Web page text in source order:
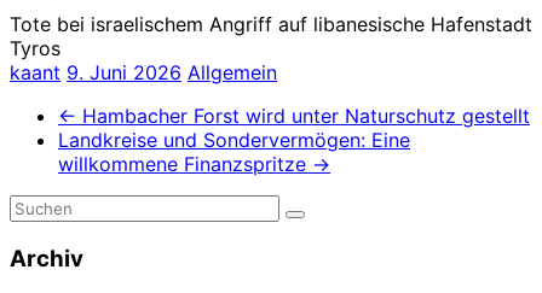
Tote bei israelischem Angriff auf libanesische Hafenstadt
Tyros
kaant 9. Juni 2026 Allgemein
← Hambacher Forst wird unter Naturschutz gestellt
Landkreise und Sondervermögen: Eine
willkommene Finanzspritze →
Archiv